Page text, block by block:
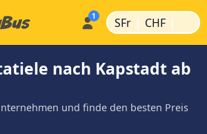
SFr | CHF |
nach Kapstadt ab
und finde den besten Preis